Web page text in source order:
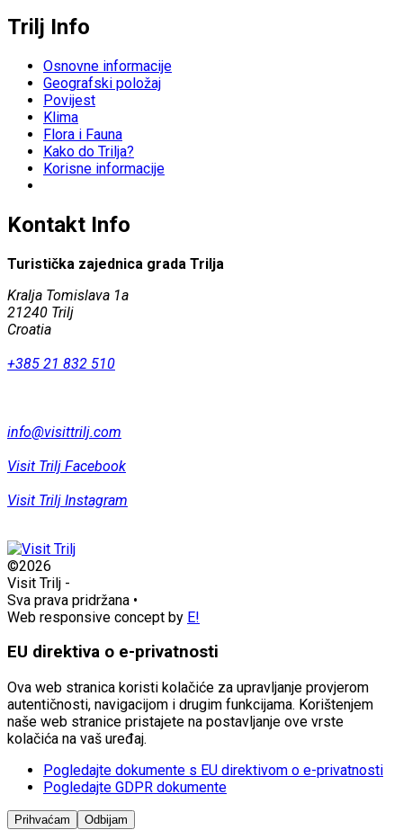
Trilj Info
Osnovne informacije
Geografski položaj
Povijest
Klima
Flora i Fauna
Kako do Trilja?
Korisne informacije
Kontakt Info
Turistička zajednica grada Trilja
Kralja Tomislava 1a
21240 Trilj
Croatia
+385 21 832 510
info@visittrilj.com
Visit Trilj Facebook
Visit Trilj Instagram
©2026
Visit Trilj -
Sva prava pridržana •
Web responsive concept by E!
EU direktiva o e-privatnosti
Ova web stranica koristi kolačiće za upravljanje provjerom
autentičnosti, navigacijom i drugim funkcijama. Korištenjem
naše web stranice pristajete na postavljanje ove vrste
kolačića na vaš uređaj.
Pogledajte dokumente s EU direktivom o e-privatnosti
Pogledajte GDPR dokumente
Prihvaćam Odbijam